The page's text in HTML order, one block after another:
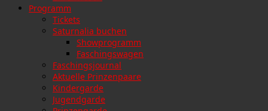
Programm
Tickets
Saturnalia buchen
Showprogramm
Faschingswagen
Faschingsjournal
Aktuelle Prinzenpaare
Kindergarde
Jugendgarde